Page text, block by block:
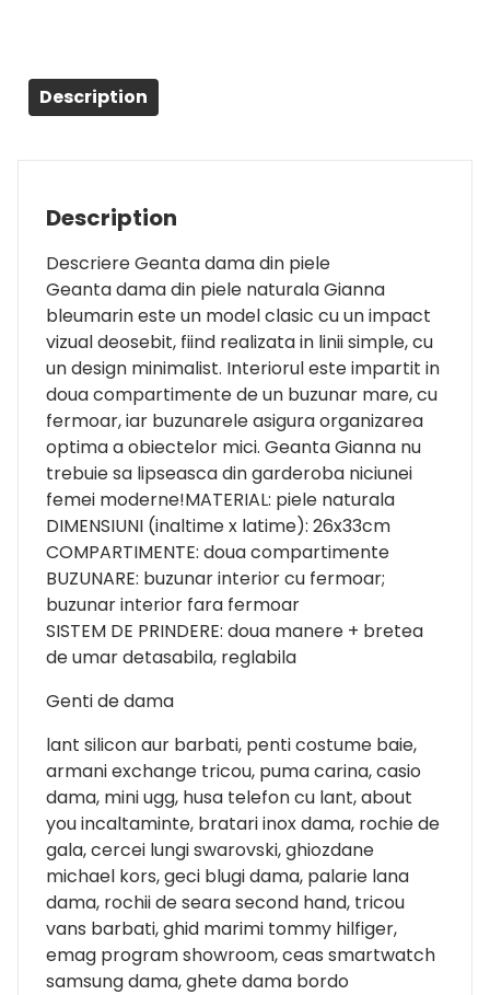
Description
Description
Descriere Geanta dama din piele
Geanta dama din piele naturala Gianna
bleumarin este un model clasic cu un impact
vizual deosebit, fiind realizata in linii simple, cu
un design minimalist. Interiorul este impartit in
doua compartimente de un buzunar mare, cu
fermoar, iar buzunarele asigura organizarea
optima a obiectelor mici. Geanta Gianna nu
trebuie sa lipseasca din garderoba niciunei
femei moderne!MATERIAL: piele naturala
DIMENSIUNI (inaltime x latime): 26x33cm
COMPARTIMENTE: doua compartimente
BUZUNARE: buzunar interior cu fermoar;
buzunar interior fara fermoar
SISTEM DE PRINDERE: doua manere + bretea
de umar detasabila, reglabila
Genti de dama
lant silicon aur barbati, penti costume baie,
armani exchange tricou, puma carina, casio
dama, mini ugg, husa telefon cu lant, about
you incaltaminte, bratari inox dama, rochie de
gala, cercei lungi swarovski, ghiozdane
michael kors, geci blugi dama, palarie lana
dama, rochii de seara second hand, tricou
vans barbati, ghid marimi tommy hilfiger,
emag program showroom, ceas smartwatch
samsung dama, ghete dama bordo